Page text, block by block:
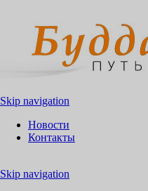
Skip navigation
Новости
Контакты
Skip navigation